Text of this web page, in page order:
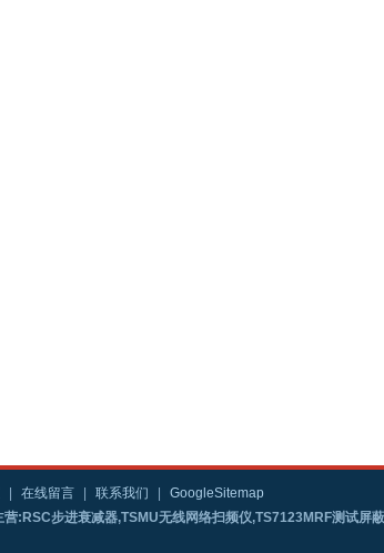
在线留言 联系我们
GoogleSitemap
:RSC步进衰减器,TSMU无线网络扫频仪,TS7123MRF测试屏